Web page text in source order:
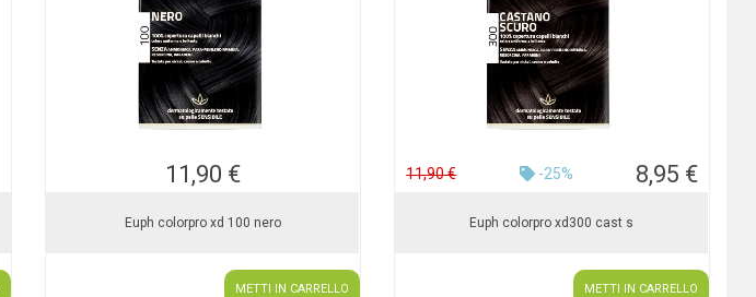
11,90 €
Euph colorpro xd 100 nero
METTI IN CARRELLO
11,90 € -25% 8,95 €
Euph colorpro xd300 cast s
METTI IN CARRELLO